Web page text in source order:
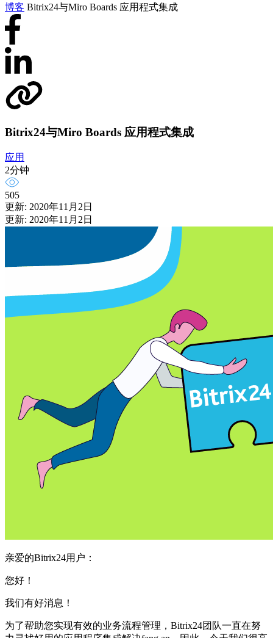
博客 Bitrix24与Miro Boards 应用程式集成
Bitrix24与Miro Boards 应用程式集成
应用
2分钟
505
更新: 2020年11月2日
更新: 2020年11月2日
亲爱的Bitrix24用户：
您好！
我们有好消息！
为了帮助您实现有效的业务流程管理，Bitrix24团队一直在努